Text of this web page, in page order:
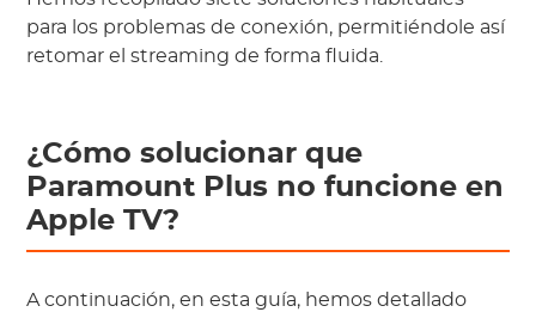
para los problemas de conexión, permitiéndole así
retomar el streaming de forma fluida.
¿Cómo solucionar que
Paramount Plus no funcione en
Apple TV?
A continuación, en esta guía, hemos detallado